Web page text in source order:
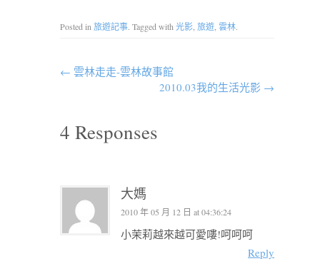
Posted in 旅遊記事. Tagged with 光影 旅遊 雲林.
← 雲林走走-雲林故事館
2010.03我的生活光影 →
4 Responses
大媽
2010 年 05 月 12 日 at 04:36:24
小茉莉越來越可愛嘍!呵呵呵
Reply